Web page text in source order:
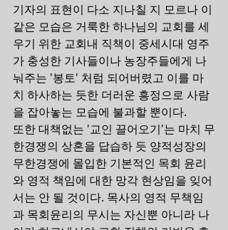
기자의 표현이 다소 지나칠 지 모르나 이
같은 모습은 거룩한 하나님의 교회를 세
우기 위한 교회내 직책이 중세시대 영주
가 충성한 기사들이나 농장주들에게 나
눠주는 '봉토' 처럼 되어버렸고 이를 마
치 하사하는 듯한 더러운 흥정으로 사람
을 잡아놓는 모습에 불과할 뿐이다.
또한 대책없는 '교인 끌어오기'는 마치 무
한경쟁의 상혼을 답습하 듯 양적성장의
무한경쟁에 몰입한 기본적인 목회 윤리
와 영적 책임에 대한 망각 현상임을 잊어
서는 안 될 것이다. 목사의 영적 무책임
과 목회윤리의 무시는 자신뿐 아니라 나